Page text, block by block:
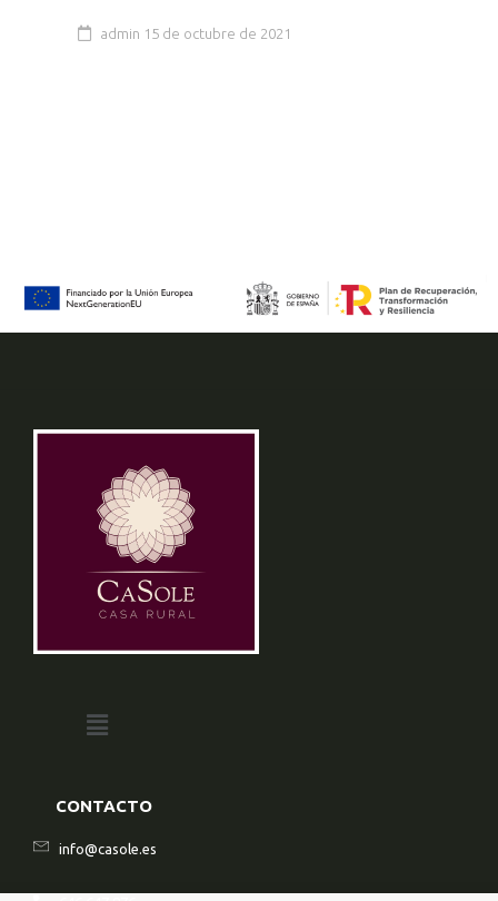
admin 15 de octubre de 2021
CONTACTO
info@casole.es